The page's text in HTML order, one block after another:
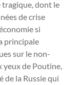
tragique, dont le
de crise
si
principale
sur le non-
yeux de Poutine,
de la Russie qui